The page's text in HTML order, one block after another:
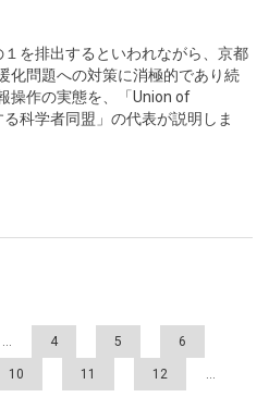
を排出するといわれながら、京都
化問題への対策に消極的であり続
操作の実態を、「Union of
科学者同盟」の代表が説明しま
… 4 5 6
10 11 12 …